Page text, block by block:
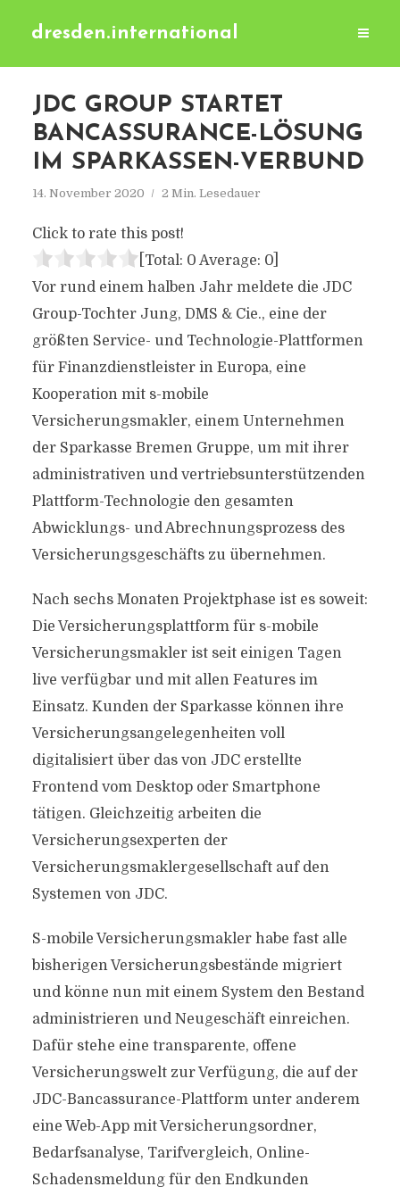
dresden.international
JDC GROUP STARTET
BANCASSURANCE-LÖSUNG
IM SPARKASSEN-VERBUND
14. November 2020 2 Min. Lesedauer
Click to rate this post!
[Total: 0 Average: 0]
Vor rund einem halben Jahr meldete die JDC
Group-Tochter Jung, DMS & Cie., eine der
größten Service- und Technologie-Plattformen
für Finanzdienstleister in Europa, eine
Kooperation mit s-mobile
Versicherungsmakler, einem Unternehmen
der Sparkasse Bremen Gruppe, um mit ihrer
administrativen und vertriebsunterstützenden
Plattform-Technologie den gesamten
Abwicklungs- und Abrechnungsprozess des
Versicherungsgeschäfts zu übernehmen.
Nach sechs Monaten Projektphase ist es soweit:
Die Versicherungsplattform für s-mobile
Versicherungsmakler ist seit einigen Tagen
live verfügbar und mit allen Features im
Einsatz. Kunden der Sparkasse können ihre
Versicherungsangelegenheiten voll
digitalisiert über das von JDC erstellte
Frontend vom Desktop oder Smartphone
tätigen. Gleichzeitig arbeiten die
Versicherungsexperten der
Versicherungsmaklergesellschaft auf den
Systemen von JDC.
S-mobile Versicherungsmakler habe fast alle
bisherigen Versicherungsbestände migriert
und könne nun mit einem System den Bestand
administrieren und Neugeschäft einreichen.
Dafür stehe eine transparente, offene
Versicherungswelt zur Verfügung, die auf der
JDC-Bancassurance-Plattform unter anderem
eine Web-App mit Versicherungsordner,
Bedarfsanalyse, Tarifvergleich, Online-
Schadensmeldung für den Endkunden